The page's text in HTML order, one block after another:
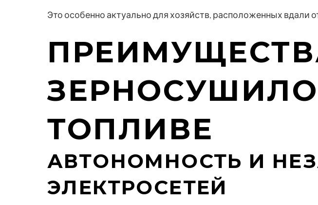
Это особенно актуально для хозяйств, расположенных вдали
ТОПЛИВЕ
АВТОНОМНОСТЬ И
ЭЛЕКТРОСЕТЕЙ